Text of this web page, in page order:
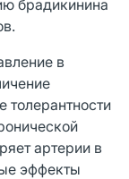
брадикинина
в
толерантности
артерии в
эффекты